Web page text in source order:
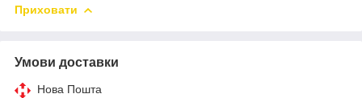
Приховати
Умови доставки
Нова Пошта